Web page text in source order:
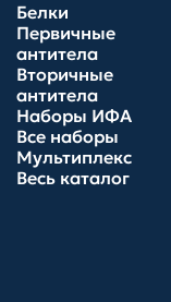
Белки
Первичные
антитела
Вторичные
антитела
Наборы ИФА
Все наборы
Мультиплекс
Весь каталог